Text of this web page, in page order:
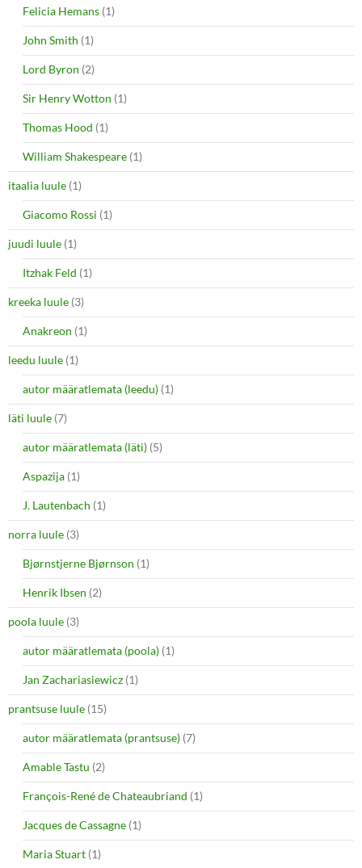
Felicia Hemans (1)
John Smith (1)
Lord Byron (2)
Sir Henry Wotton (1)
Thomas Hood (1)
William Shakespeare (1)
itaalia luule (1)
Giacomo Rossi (1)
juudi luule (1)
Itzhak Feld (1)
kreeka luule (3)
Anakreon (1)
leedu luule (1)
autor määratlemata (leedu) (1)
läti luule (7)
autor määratlemata (läti) (5)
Aspazija (1)
J. Lautenbach (1)
norra luule (3)
Bjørnstjerne Bjørnson (1)
Henrik Ibsen (2)
poola luule (3)
autor määratlemata (poola) (1)
Jan Zachariasiewicz (1)
prantsuse luule (15)
autor määratlemata (prantsuse) (7)
Amable Tastu (2)
François-René de Chateaubriand (1)
Jacques de Cassagne (1)
Maria Stuart (1)